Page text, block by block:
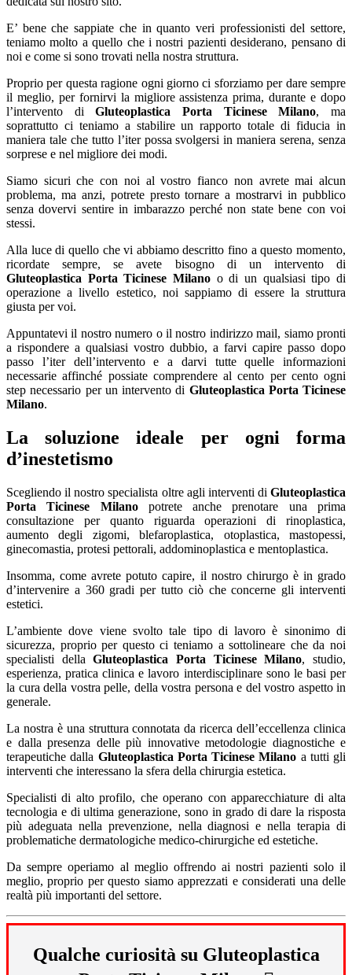
E’ bene che sappiate che in quanto veri professionisti del settore,
teniamo molto a quello che i nostri pazienti desiderano, pensano di
noi e come si sono trovati nella nostra struttura.
Proprio per questa ragione ogni giorno ci sforziamo per dare sempre
il meglio, per fornirvi la migliore assistenza prima, durante e dopo
l’intervento diGluteoplastica Porta Ticinese Milano, ma
soprattutto ci teniamo a stabilire un rapporto totale di fiducia in
maniera tale che tutto l’iter possa svolgersi in maniera serena, senza
sorprese e nel migliore dei modi.
Siamo sicuri che con noi al vostro fianco non avrete mai alcun
problema, ma anzi, potrete presto tornare a mostrarvi in pubblico
senza dovervi sentire in imbarazzo perché non state bene con voi
stessi.
Alla luce di quello che vi abbiamo descritto fino a questo momento,
ricordate sempre, se avete bisogno di un intervento di
Gluteoplastica Porta Ticinese Milano o di un qualsiasi tipo di
operazione a livello estetico, noi sappiamo di essere la struttura
giusta per voi.
Appuntatevi il nostro numero o il nostro indirizzo mail, siamo pronti
a rispondere a qualsiasi vostro dubbio, a farvi capire passo dopo
passo l’iter dell’intervento e a darvi tutte quelle informazioni
necessarie affinché possiate comprendere al cento per cento ogni
step necessario per un intervento di Gluteoplastica Porta Ticinese
Milano.
La soluzione ideale per ogni forma
d’inestetismo
Scegliendo il nostro specialista oltre agli interventi di Gluteoplastica
Porta Ticinese Milanopotrete anche prenotare una prima
consultazione per quanto riguarda operazioni di rinoplastica,
aumento degli zigomi, blefaroplastica, otoplastica, mastopessi,
ginecomastia, protesi pettorali, addominoplastica e mentoplastica.
Insomma, come avrete potuto capire, il nostro chirurgo è in grado
d’intervenire a 360 gradi per tutto ciò che concerne gli interventi
estetici.
L’ambiente dove viene svolto tale tipo di lavoro è sinonimo di
sicurezza, proprio per questo ci teniamo a sottolineare che da noi
specialisti dellaGluteoplastica Porta Ticinese Milano, studio,
esperienza, pratica clinica e lavoro interdisciplinare sono le basi per
la cura della vostra pelle, della vostra persona e del vostro aspetto in
generale.
La nostra è una struttura connotata da ricerca dell’eccellenza clinica
e dalla presenza delle più innovative metodologie diagnostiche e
terapeutiche dalla Gluteoplastica Porta Ticinese Milano a tutti gli
interventi che interessano la sfera della chirurgia estetica.
Specialisti di alto profilo, che operano con apparecchiature di alta
tecnologia e di ultima generazione, sono in grado di dare la risposta
più adeguata nella prevenzione, nella diagnosi e nella terapia di
problematiche dermatologiche medico-chirurgiche ed estetiche.
Da sempre operiamo al meglio offrendo ai nostri pazienti solo il
meglio, proprio per questo siamo apprezzati e considerati una delle
realtà più importanti del settore.
Qualche curiosità su Gluteoplastica